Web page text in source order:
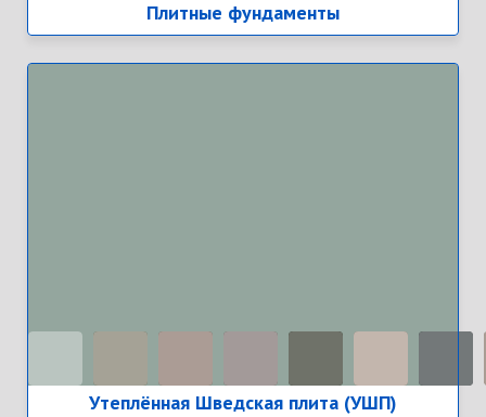
Плитные фундаменты
Утеплённая Шведская плита (УШП)